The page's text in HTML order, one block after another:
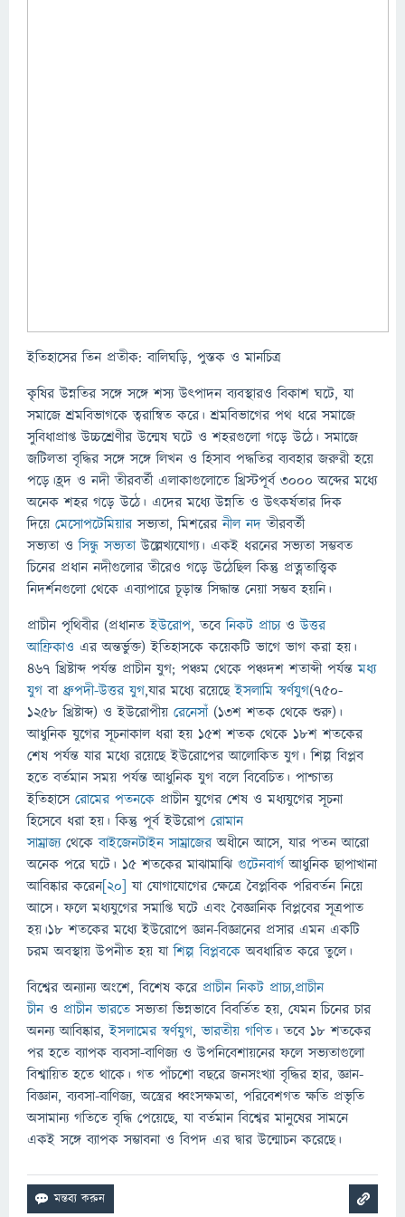
ইতিহাসের তিন প্রতীক: বালিঘড়ি, পুস্তক ও মানচিত্র
কৃষির উন্নতির সঙ্গে সঙ্গে শস্য উৎপাদন ব্যবস্থারও বিকাশ ঘটে, যা
সমাজে শ্রমবিভাগকে ত্বরান্বিত করে। শ্রমবিভাগের পথ ধরে সমাজে
সুবিধাপ্রাপ্ত উচ্চশ্রেণীর উন্মেষ ঘটে ও শহরগুলো গড়ে উঠে। সমাজে
জটিলতা বৃদ্ধির সঙ্গে সঙ্গে লিখন ও হিসাব পদ্ধতির ব্যবহার জরুরী হয়ে
পড়ে।হ্রদ ও নদী তীরবর্তী এলাকাগুলোতে খ্রিস্টপূর্ব ৩০০০ অব্দের মধ্যে
অনেক শহর গড়ে উঠে। এদের মধ্যে উন্নতি ও উৎকর্ষতার দিক
দিয়ে মেসোপটেমিয়ারসভ্যতা, মিশরেরনীল নদ তীরবর্তী
সভ্যতা ওসিন্ধু সভ্যতাউল্লেখ্যযোগ্য। একই ধরনের সভ্যতা সম্ভবত
চিনের প্রধান নদীগুলোর তীরেও গড়ে উঠেছিল কিন্তু প্রত্নতাত্ত্বিক
নিদর্শনগুলো থেকে এব্যাপারে চূড়ান্ত সিদ্ধান্ত নেয়া সম্ভব হয়নি।
প্রাচীন পৃথিবীর (প্রধানতইউরোপ, তবেনিকট প্রাচ্যওউত্তর
আফ্রিকাও এর অন্তর্ভুক্ত) ইতিহাসকে কয়েকটি ভাগে ভাগ করা হয়।
৪৬৭ খ্রিষ্টাব্দ পর্যন্ত প্রাচীন যুগ; পঞ্চম থেকে পঞ্চদশ শতাব্দী পর্যন্তমধ্য
যুগ বা ধ্রুপদী-উত্তর যুগ,যার মধ্যে রয়েছেইসলামি স্বর্ণযুগ(৭৫০-
১২৫৮ খ্রিষ্টাব্দ) ও ইউরোপীয় রেনেসাঁ(১৩শ শতক থেকে শুরু)।
আধুনিক যুগের সূচনাকাল ধরা হয় ১৫শ শতক থেকে ১৮শ শতকের
শেষ পর্যন্ত যার মধ্যে রয়েছে ইউরোপের আলোকিত যুগ। শিল্প বিপ্লব
হতে বর্তমান সময় পর্যন্ত আধুনিক যুগ বলে বিবেচিত। পাশ্চাত্য
ইতিহাসে রোমের পতনকে প্রাচীন যুগের শেষ ও মধ্যযুগের সূচনা
হিসেবে ধরা হয়। কিন্তু পূর্ব ইউরোপ রোমান
সাম্রাজ্যথেকেবাইজেনটাইন সাম্রাজেরঅধীনে আসে, যার পতন আরো
অনেক পরে ঘটে। ১৫ শতকের মাঝামাঝি গুটেনবার্গ আধুনিক ছাপাখানা
আবিষ্কার করেন[২০] যা যোগাযোগের ক্ষেত্রে বৈপ্লবিক পরিবর্তন নিয়ে
আসে। ফলে মধ্যযুগের সমাপ্তি ঘটে এবং বৈজ্ঞানিক বিপ্লবের সূত্রপাত
হয়।১৮ শতকের মধ্যে ইউরোপে জ্ঞান-বিজ্ঞানের প্রসার এমন একটি
চরম অবস্থায় উপনীত হয় যাশিল্প বিপ্লবকে অবধারিত করে তুলে।
বিশ্বের অন্যান্য অংশে, বিশেষ করে প্রাচীন নিকট প্রাচ্য,প্রাচীন
চীনও প্রাচীন ভারতেসভ্যতা ভিন্নভাবে বিবর্তিত হয়, যেমন চিনের চার
অনন্য আবিষ্কার,ইসলামের স্বর্ণযুগ,ভারতীয় গণিত। তবে ১৮ শতকের
পর হতে ব্যাপক ব্যবসা-বাণিজ্য ও উপনিবেশায়নের ফলে সভ্যতাগুলো
বিশ্বায়িত হতে থাকে। গত পাঁচশো বছরে জনসংখ্যা বৃদ্ধির হার, জ্ঞান-
বিজ্ঞান, ব্যবসা-বাণিজ্য, অস্ত্রের ধ্বংসক্ষমতা, পরিবেশগত ক্ষতি প্রভৃতি
অসামান্য গতিতে বৃদ্ধি পেয়েছে, যা বর্তমান বিশ্বের মানুষের সামনে
একই সঙ্গে ব্যাপক সম্ভাবনা ও বিপদ এর দ্বার উন্মোচন করেছে।